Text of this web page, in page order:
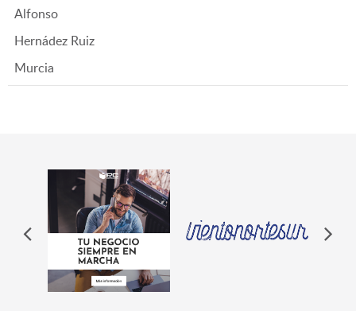
Alfonso
Hernádez Ruiz
Murcia